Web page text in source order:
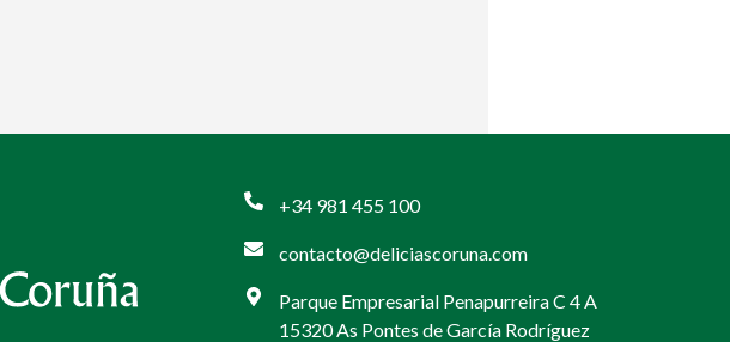
+34 981 455 100
contacto@deliciascoruna.com
Parque Empresarial Penapurreira C 4 A
15320 As Pontes de García Rodríguez